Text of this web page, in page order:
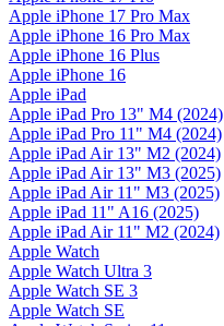
Apple iPhone 17 Pro Max
Apple iPhone 16 Pro Max
Apple iPhone 16 Plus
Apple iPhone 16
Apple iPad
Apple iPad Pro 13" M4 (2024)
Apple iPad Pro 11" M4 (2024)
Apple iPad Air 13" M2 (2024)
Apple iPad Air 13" M3 (2025)
Apple iPad Air 11" M3 (2025)
Apple iPad 11" A16 (2025)
Apple iPad Air 11" M2 (2024)
Apple Watch
Apple Watch Ultra 3
Apple Watch SE 3
Apple Watch SE